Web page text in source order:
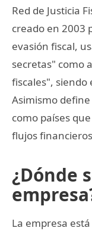
Red de Justicia
creado en 2003
evasión fiscal,
secretas" como
fiscales", siendo
Asimismo
como países
flujos
¿Dónde
La empresa